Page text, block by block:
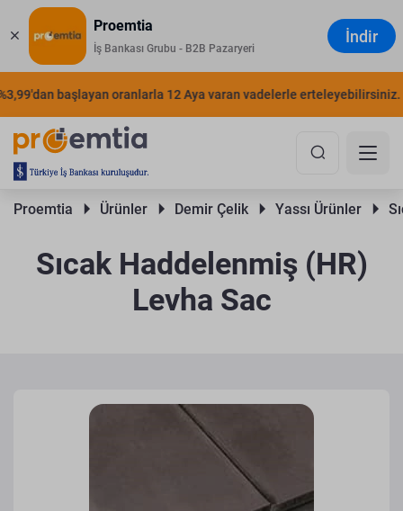
Proemtia
İş Bankası Grubu - B2B Pazaryeri
İndir
başlayan oranlarla 12 Aya varan vadelerle erteleyebilirsiniz.
Proemtia Ürünler Demir Çelik Yassı Ürünler
Sıcak Haddelenmiş (HR)
Levha Sac